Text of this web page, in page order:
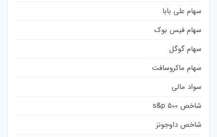
سهام علی بابا
سهام فیس بوک
سهام گوگل
سهام ماکروسافت
سواد مالی
شاخص s&p 500
شاخص داوجونز